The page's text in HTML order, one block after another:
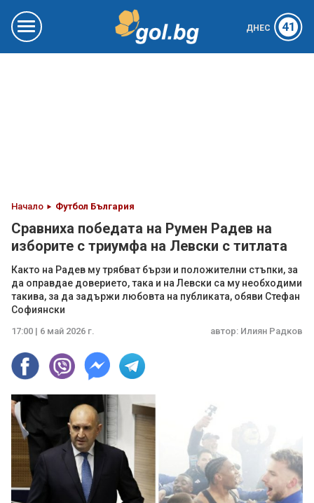
ДНЕС 41
Начало Футбол България
Сравниха победата на Румен Радев на
изборите с триумфа на Левски с титлата
Както на Радев му трябват бързи и положителни стъпки, за
да оправдае доверието, така и на Левски са му необходими
такива, за да задържи любовта на публиката, обяви Стефан
Софиянски
17:00 | 6 май 2026 г. автор: Илиян Радков